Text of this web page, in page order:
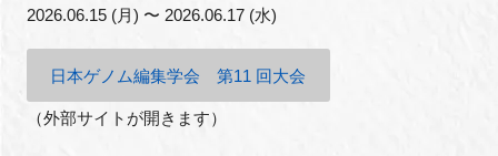
2026.06.15 (月) 〜 2026.06.17 (水)
日本ゲノム編集学会 第11 回大会
（外部サイトが開きます）